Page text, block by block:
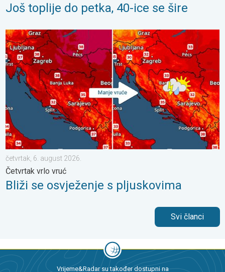
Još toplije do petka, 40-ice se šire
Bliži se osvježenje s pljuskovima. Četvrtak vrlo vruć. . .
četvrtak, 6. august 2026.
Četvrtak vrlo vruć
Bliži se osvježenje s pljuskovima
Svi članci
Vrijeme&Radar su također dostupni na